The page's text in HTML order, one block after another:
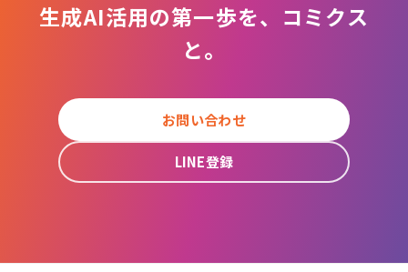
生成AI活用の第一歩を、コミクス
と。
お問い合わせ
LINE登録